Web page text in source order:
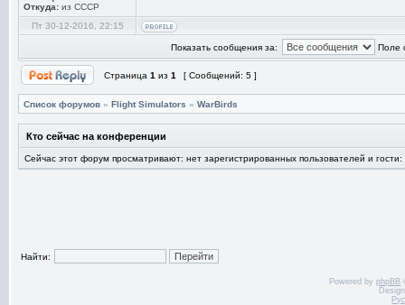
Откуда: из СССР
Пт 30-12-2016, 22:15
Показать сообщения за: Поле
Страница 1 из 1 [ Сообщений: 5 ]
Список форумов » Flight Simulators » WarBirds
Кто сейчас на конференции
Сейчас этот форум просматривают: нет зарегистрированных пользователей и гости:
Найти:
Powered byphpBB